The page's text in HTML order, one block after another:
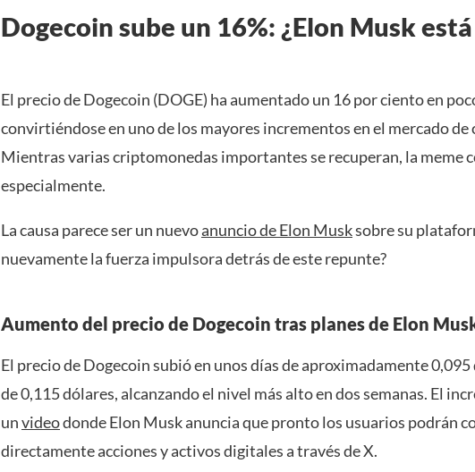
Dogecoin sube un 16%: ¿Elon Musk
El precio de Dogecoin (DOGE) ha aumentado un 16 por ciento en
convirtiéndose en uno de los mayores incrementos en el mercado
Mientras varias criptomonedas importantes se recuperan, la meme
especialmente.
La causa parece ser un nuevoanuncio de Elon Musksobre su
nuevamente la fuerza impulsora detrás de este repunte?
Aumento del precio de Dogecoin tras planes de Elon
El precio de Dogecoin subió en unos días de aproximadamente 0,095
de 0,115 dólares, alcanzando el nivel más alto en dos semanas. El
unvideodonde Elon Musk anuncia que pronto los usuarios podrán
directamente acciones y activos digitales a través de X.